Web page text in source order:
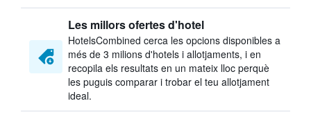
Les millors ofertes d'hotel
HotelsCombined cerca les opcions disponibles a
més de 3 milions d'hotels i allotjaments, i en
recopila els resultats en un mateix lloc perquè
les puguis comparar i trobar el teu allotjament
ideal.